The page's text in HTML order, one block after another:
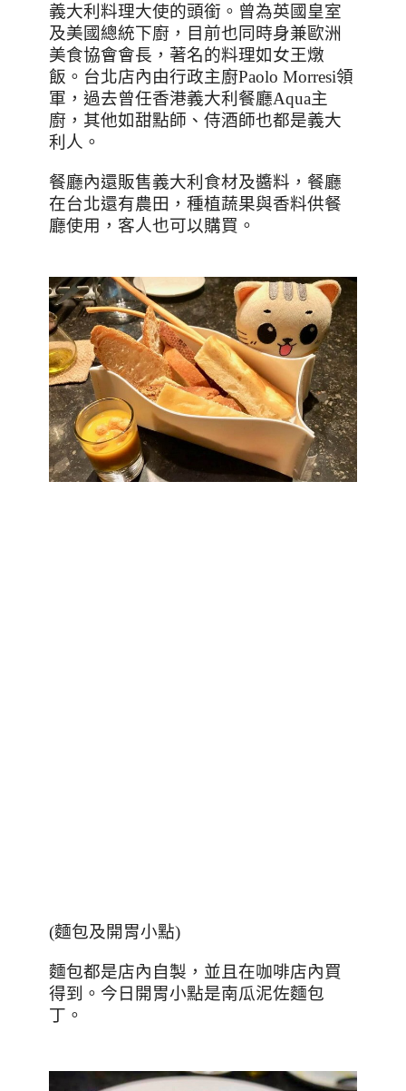
義大利料理大使的頭銜。曾為英國皇室
及美國總統下廚，目前也同時身兼歐洲
美食協會會長，著名的料理如女王燉
飯。台北店內由行政主廚Paolo Morresi領
軍，過去曾任香港義大利餐廳Aqua主
廚，其他如甜點師、侍酒師也都是義大
利人。
餐廳內還販售義大利食材及醬料，餐廳
在台北還有農田，種植蔬果與香料供餐
廳使用，客人也可以購買。
(麵包及開胃小點)
麵包都是店內自製，並且在咖啡店內買
得到。今日開胃小點是南瓜泥佐麵包
丁。